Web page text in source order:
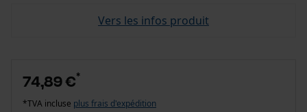
Vers les infos produit
74,89 €*
*TVA incluse plus frais d'expédition